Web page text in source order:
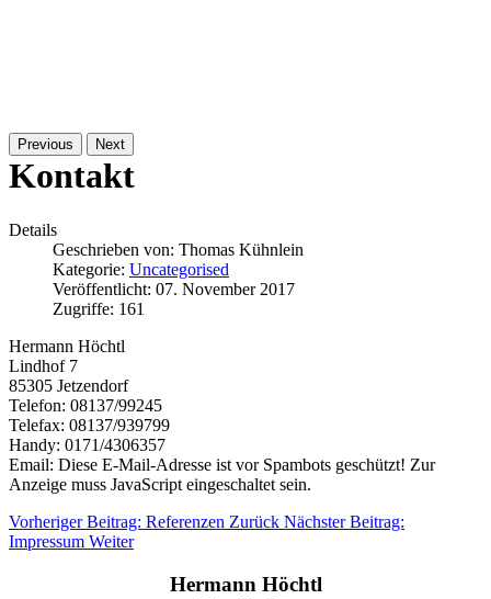
Previous Next
Kontakt
Details
Geschrieben von: Thomas Kühnlein
Kategorie: Uncategorised
Veröffentlicht: 07. November 2017
Zugriffe: 161
Hermann Höchtl
Lindhof 7
85305 Jetzendorf
Telefon: 08137/99245
Telefax: 08137/939799
Handy: 0171/4306357
Email: Diese E-Mail-Adresse ist vor Spambots geschützt! Zur
Anzeige muss JavaScript eingeschaltet sein.
Vorheriger Beitrag: Referenzen Zurück Nächster Beitrag:
Impressum Weiter
Hermann Höchtl